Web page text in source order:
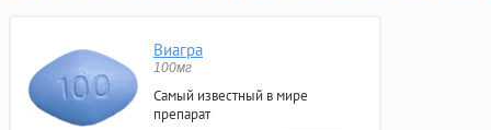
Виагра
100мг
Самый известный в мире
препарат